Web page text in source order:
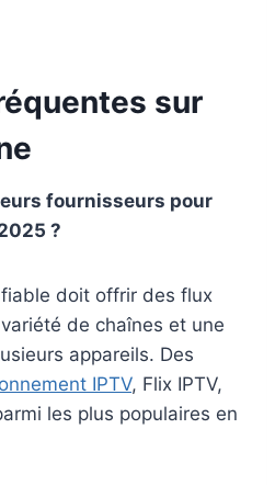
sur
fournisseurs pour
?
doit offrir des flux
de chaînes et une
appareils. Des
IPTV, Flix IPTV,
les plus populaires en